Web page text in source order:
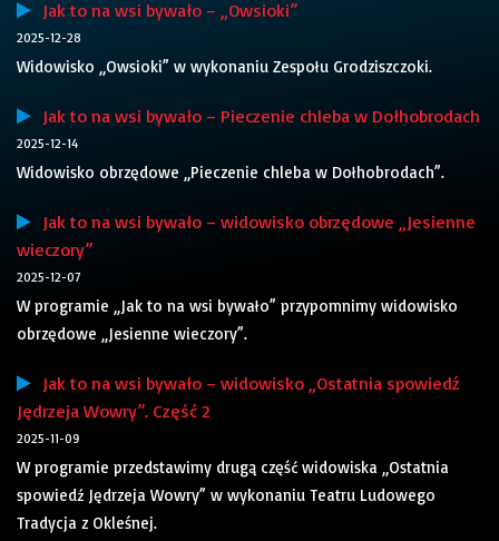
Jak to na wsi bywało – „Owsioki”
2025-12-28
Widowisko „Owsioki” w wykonaniu Zespołu Grodziszczoki.
Jak to na wsi bywało – Pieczenie chleba w Dołhobrodach
2025-12-14
Widowisko obrzędowe „Pieczenie chleba w Dołhobrodach”.
Jak to na wsi bywało – widowisko obrzędowe „Jesienne
wieczory”
2025-12-07
W programie „Jak to na wsi bywało” przypomnimy widowisko
obrzędowe „Jesienne wieczory”.
Jak to na wsi bywało – widowisko „Ostatnia spowiedź
Jędrzeja Wowry”. Część 2
2025-11-09
W programie przedstawimy drugą część widowiska „Ostatnia
spowiedź Jędrzeja Wowry” w wykonaniu Teatru Ludowego
Tradycja z Okleśnej.